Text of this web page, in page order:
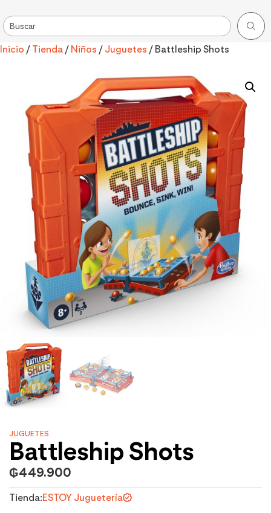
Inicio / Tienda / Niños / Juguetes / Battleship Shots
JUGUETES
Battleship Shots
₲449.900
Tienda:ESTOY Juguetería